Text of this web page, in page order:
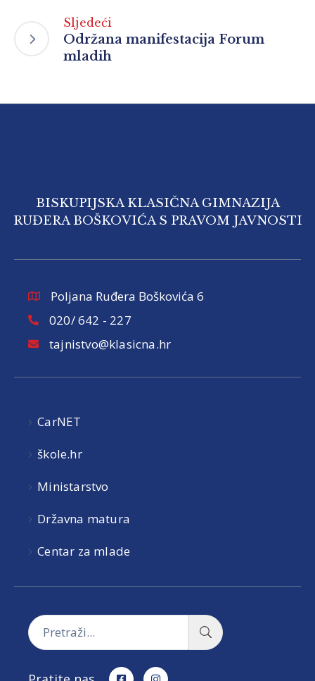
Sljedeći
Održana manifestacija Forum
mladih
BISKUPIJSKA KLASIČNA GIMNAZIJA
RUĐERA BOŠKOVIĆA S PRAVOM JAVNOSTI
Poljana Ruđera Boškovića 6
020/ 642 - 227
tajnistvo@klasicna.hr
CarNET
škole.hr
Ministarstvo
Državna matura
Centar za mlade